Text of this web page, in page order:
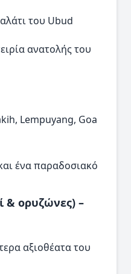
του Ubud
ανατολής του
Lempuyang, Goa
ένα παραδοσιακό
& ορυζώνες) –
αξιοθέατα του